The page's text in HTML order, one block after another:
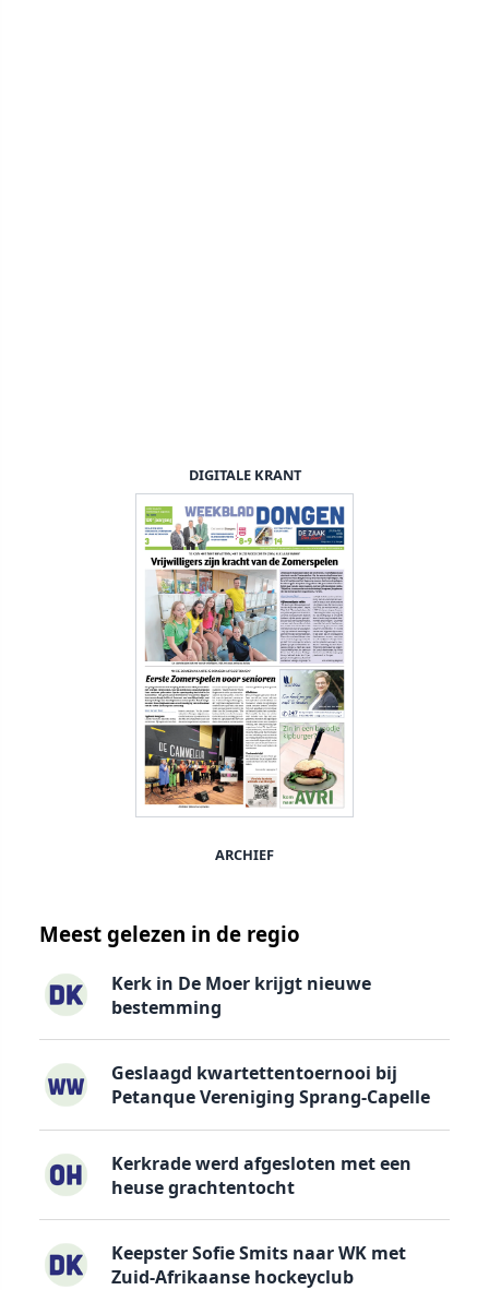
DIGITALE KRANT
ARCHIEF
Meest gelezen in de regio
Kerk in De Moer krijgt nieuwe
bestemming
Geslaagd kwartettentoernooi bij
Petanque Vereniging Sprang-Capelle
Kerkrade werd afgesloten met een
heuse grachtentocht
Keepster Sofie Smits naar WK met
Zuid-Afrikaanse hockeyclub